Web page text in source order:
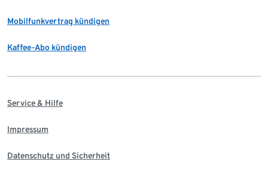
Mobilfunkvertrag kündigen
Kaffee-Abo kündigen
Service & Hilfe
Impressum
Datenschutz und Sicherheit